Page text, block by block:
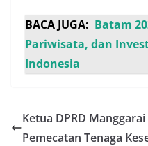
BACA JUGA: Batam
Pariwisata, dan
Indonesia
Ketua DPRD
Pemecatan Tenaga